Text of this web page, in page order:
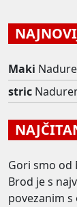
Maki
stric
Gori smo od
Brod je s
povezanim s